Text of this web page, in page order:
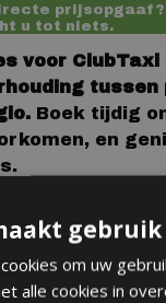
u tot niets.
voor
Boek tijdig
en
optimaal gebruik
Begin bij
gebruik
om uw
alle cookies in